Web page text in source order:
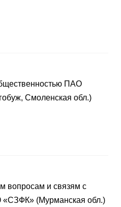
ПАО
Смоленская обл.)
вопросам и связям с
(Мурманская обл.)